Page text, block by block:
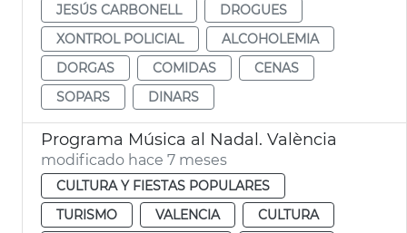
JESÚS CARBONELL
DROGUES
XONTROL POLICIAL
ALCOHOLEMIA
DORGAS
COMIDAS
CENAS
SOPARS
DINARS
Programa Música al Nadal. València
modificado hace 7 meses
CULTURA Y FIESTAS POPULARES
TURISMO
VALENCIA
CULTURA